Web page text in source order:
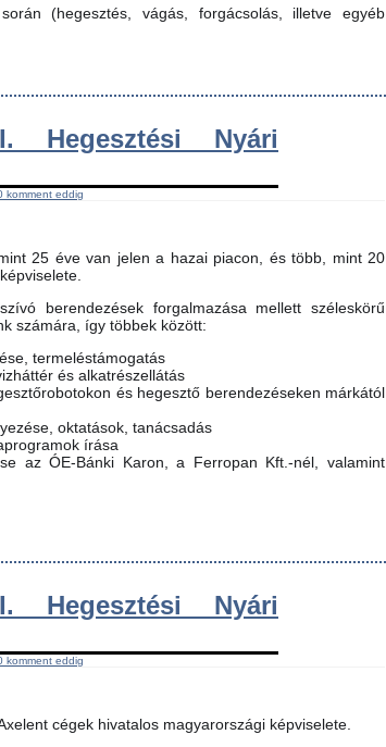
(hegesztés, vágás, forgácsolás, illetve egyéb
Hegesztési Nyári
komment eddig
25 éve van jelen a hazai piacon, és több, mint 20
berendezések forgalmazása mellett széleskörű
számára, így többek között:
termeléstámogatás
és alkatrészellátás
és hegesztő berendezéseken márkától
oktatások, tanácsadás
írása
az ÓE-Bánki Karon, a Ferropan Kft.-nél, valamint
Hegesztési Nyári
komment eddig
cégek hivatalos magyarországi képviselete.